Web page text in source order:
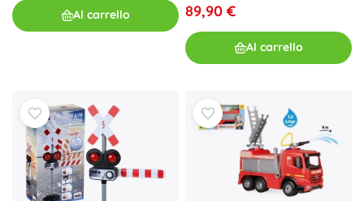
Al carrello 89,90 €
Al carrello